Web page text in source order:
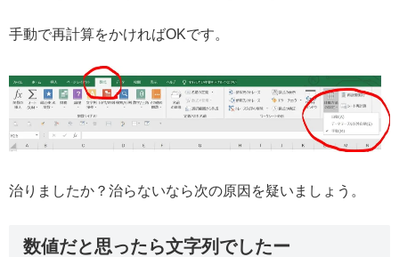
手動で再計算をかければOKです。
治りましたか？治らないなら次の原因を疑いましょう。
数値だと思ったら文字列でしたー